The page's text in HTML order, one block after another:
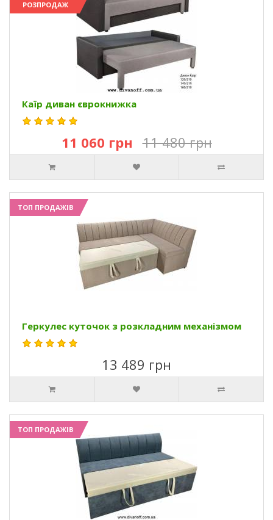
РОЗПРОДАЖ
Каїр диван єврокнижка
11 060 грн 11 480 грн
ТОП ПРОДАЖІВ
Геркулес куточок з розкладним механізмом
13 489 грн
ТОП ПРОДАЖІВ